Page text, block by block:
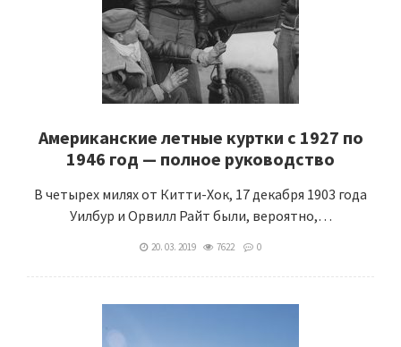
Американские летные куртки с 1927 по
1946 год — полное руководство
В четырех милях от Китти-Хок, 17 декабря 1903 года
Уилбур и Орвилл Райт были, вероятно,…
20. 03. 2019 7622 0